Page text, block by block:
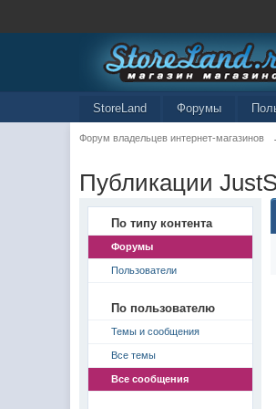
StoreLand Форумы
Форум владельцев интернет-магазинов
Публикации
По типу контента
Форумы
Пользователи
По пользователю
Темы и сообщения
Все темы
Все сообщения